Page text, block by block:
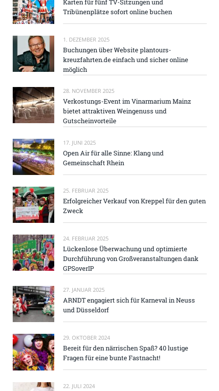
Karten für fünf TV-Sitzungen und
Tribünenplätze sofort online buchen
1. DEZEMBER 2025
Buchungen über Website plantours-
kreuzfahrten.de einfach und sicher online
möglich
28. NOVEMBER 2025
Verkostungs-Event im Vinarmarium Mainz
bietet attraktiven Weingenuss und
Gutscheinvorteile
17. JUNI 2025
Open Air für alle Sinne: Klang und
Gemeinschaft Rhein
25. FEBRUAR 2025
Erfolgreicher Verkauf von Kreppel für den guten
Zweck
24. FEBRUAR 2025
Lückenlose Überwachung und optimierte
Durchführung von Großveranstaltungen dank
GPSoverIP
27. JANUAR 2025
ARNDT engagiert sich für Karneval in Neuss
und Düsseldorf
29. OKTOBER 2024
Bereit für den närrischen Spaß? 40 lustige
Fragen für eine bunte Fastnacht!
22. JULI 2024